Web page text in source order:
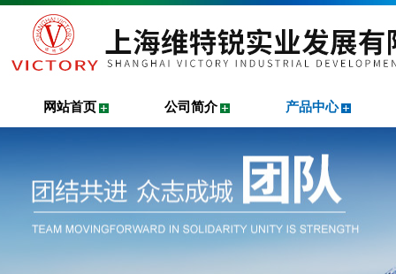
网站首页 公司简介 产品中心